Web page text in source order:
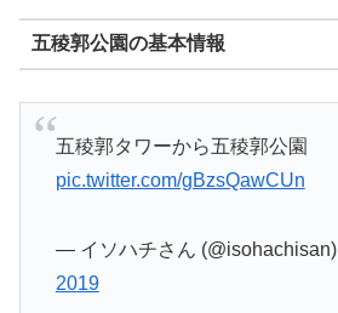
五稜郭公園の基本情報
五稜郭タワーから五稜郭公園
pic.twitter.com/gBzsQawCUn
— イソハチさん (@isohachisan)
2019